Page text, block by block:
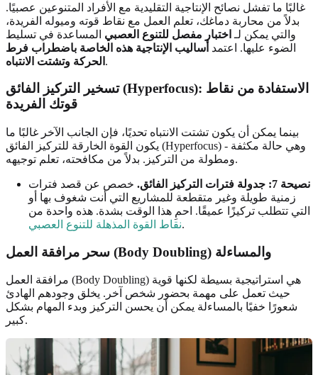
غالبًا ما تفشل نصائح الإنتاجية التقليدية مع الأفراد المتنوعين عصبيًا.
بدلاً من محاربة دماغك، تعلم العمل مع نقاط قوته وميوله الفريدة،
والتي يمكن لـ اختبار مفصل للتنوع العصبي المساعدة في تسليط
الضوء عليها. اعتمد أساليب الإنتاجية هذه الخاصة باضطراب فرط
الحركة وتشتت الانتباه .
تسخير التركيز الفائق (Hyperfocus): الاستفادة من نقاط
قوتك الفريدة
بينما يمكن أن يكون تشتت الانتباه تحديًا، فإن الجانب الآخر غالبًا ما
يكون القوة الخارقة للتركيز الفائق (Hyperfocus) - وهي حالة مكثفة
ومطولة من التركيز. بدلاً من مكافحته، تعلم توجيهه.
نصيحة 7: جدولة فترات التركيز الفائق.
خصص عن قصد فترات
زمنية طويلة وغير متقطعة للمشاريع التي أنت شغوف بها أو
التي تتطلب تركيزًا عميقًا. احمِ هذا الوقت بشدة. هذه واحدة من
نقاط القوة المذهلة للتنوع العصبي.
سحر مرافقة العمل (Body Doubling) والمساءلة
مرافقة العمل (Body Doubling) هي استراتيجية بسيطة لكنها قوية
حيث تعمل على مهمة بحضور شخص آخر. يخلق وجودهم الهادئ
شعورًا خفيًا بالمساءلة يمكن أن يحسن التركيز وبدء المهام بشكل
كبير.